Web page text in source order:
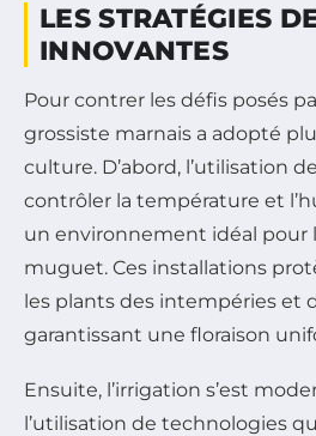
LES STRATÉGIES
INNOVANTES
Pour contrer les défis posés
grossiste marnais a adopté
culture. D’abord, l’utilisation de
contrôler la température et
un environnement idéal pour
muguet. Ces installations
les plants des intempéries et
garantissant une floraison
Ensuite, l’irrigation s’est
l’utilisation de technologies